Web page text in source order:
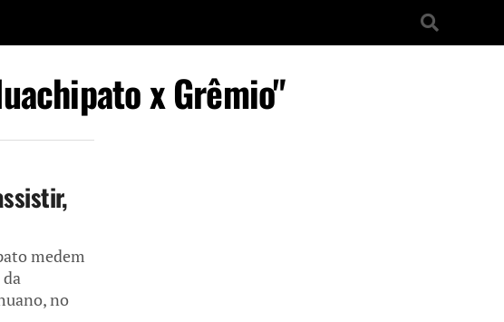
x Grêmio"
medem
da
no